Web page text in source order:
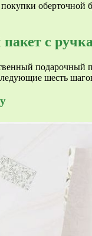
оберточной
с
подарочный
шесть